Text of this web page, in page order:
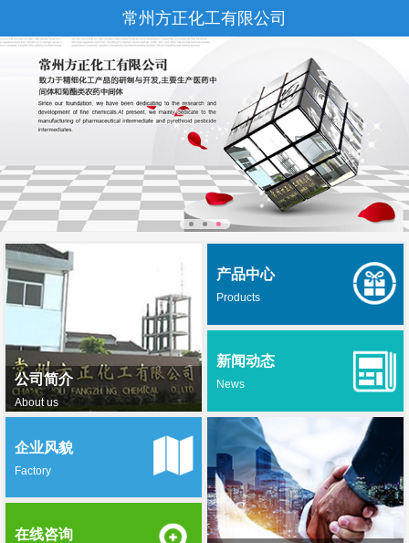
常州方正化工有限公司
公司简介
About us
产品中心
Products
新闻动态
News
企业风貌
Factory
在线咨询